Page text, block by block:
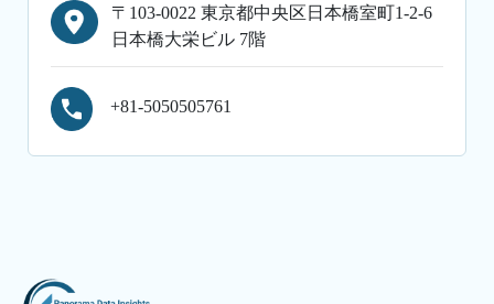
〒103-0022 東京都中央区日本橋室町1-2-6
日本橋大栄ビル 7階
+81-5050505761